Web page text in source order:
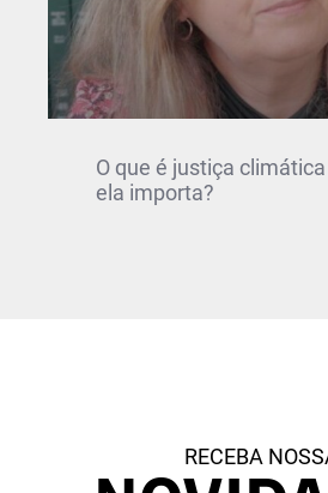
O que é justiça
ela importa?
RECEBA